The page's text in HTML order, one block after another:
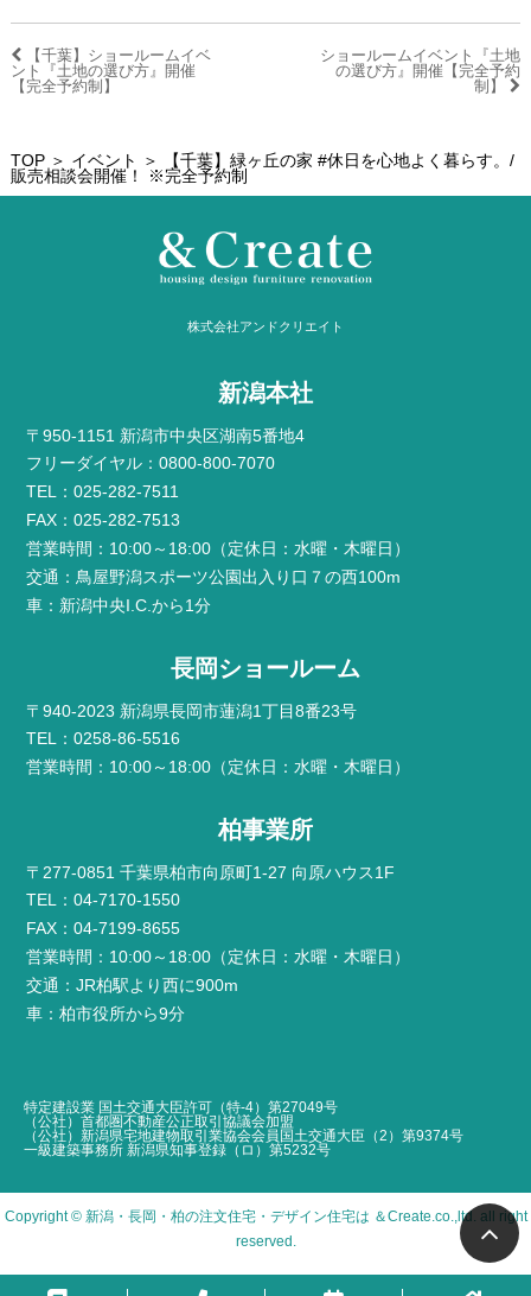
【千葉】ショールームイベ
ント『土地の選び方』開催
【完全予約制】
ショールームイベント『土地
の選び方』開催【完全予約
制】
TOP＞ イベント
＞ 【千葉】緑ヶ丘の家 #休日を心地よく暮らす。/
販売相談会開催！ ※完全予約制
株式会社アンドクリエイト
新潟本社
〒950-1151 新潟市中央区湖南5番地4
フリーダイヤル：0800-800-7070
TEL：025-282-7511
FAX：025-282-7513
営業時間：10:00～18:00（定休日：水曜・木曜日）
交通：鳥屋野潟スポーツ公園出入り口７の西100m
車：新潟中央I.C.から1分
長岡ショールーム
〒940-2023 新潟県長岡市蓮潟1丁目8番23号
TEL：0258-86-5516
営業時間：10:00～18:00（定休日：水曜・木曜日）
柏事業所
〒277-0851 千葉県柏市向原町1-27 向原ハウス1F
TEL：04-7170-1550
FAX：04-7199-8655
営業時間：10:00～18:00（定休日：水曜・木曜日）
交通：JR柏駅より西に900m
車：柏市役所から9分
特定建設業 国土交通大臣許可（特-4）第27049号
（公社）首都圏不動産公正取引協議会加盟
（公社）新潟県宅地建物取引業協会会員国土交通大臣（2）第9374号
一級建築事務所 新潟県知事登録（ロ）第5232号
Copyright © 新潟・長岡・柏の注文住宅・デザイン住宅は ＆Create.co.,ltd. all right
reserved.